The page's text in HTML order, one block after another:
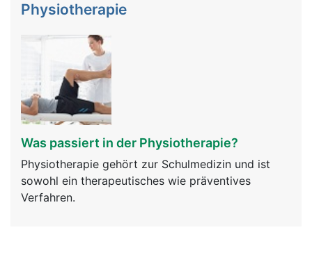
Physiotherapie
Was passiert in der Physiotherapie?
Physiotherapie gehört zur Schulmedizin und ist
sowohl ein therapeutisches wie präventives
Verfahren.